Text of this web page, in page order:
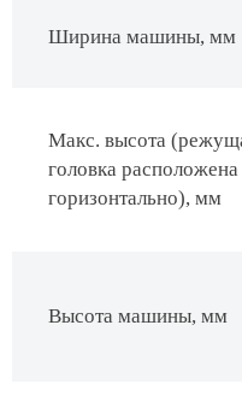
Ширина машины, мм
Макс. высота
головка расположена
горизонтально), мм
Высота машины, мм